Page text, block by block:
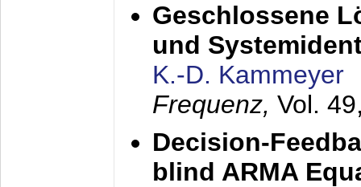
Geschlossene
und
K.-D. Kammeyer
Frequenz, Vol.
Decision-
blind ARMA